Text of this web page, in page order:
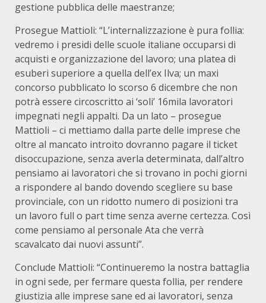
gestione pubblica delle maestranze;
Prosegue Mattioli: “L’internalizzazione è pura follia:
vedremo i presidi delle scuole italiane occuparsi di
acquisti e organizzazione del lavoro; una platea di
esuberi superiore a quella dell’ex Ilva; un maxi
concorso pubblicato lo scorso 6 dicembre che non
potrà essere circoscritto ai ‘soli’ 16mila lavoratori
impegnati negli appalti. Da un lato – prosegue
Mattioli – ci mettiamo dalla parte delle imprese che
oltre al mancato introito dovranno pagare il ticket
disoccupazione, senza averla determinata, dall’altro
pensiamo ai lavoratori che si trovano in pochi giorni
a rispondere al bando dovendo scegliere su base
provinciale, con un ridotto numero di posizioni tra
un lavoro full o part time senza averne certezza. Così
come pensiamo al personale Ata che verrà
scavalcato dai nuovi assunti”.
Conclude Mattioli: “Continueremo la nostra battaglia
in ogni sede, per fermare questa follia, per rendere
giustizia alle imprese sane ed ai lavoratori, senza